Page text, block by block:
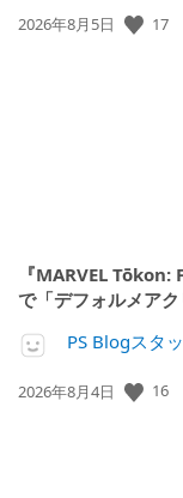
公
2026年8月5日 17
『MARVEL
で「デフォルメア
PS Blogスタ
公
2026年8月4日 16